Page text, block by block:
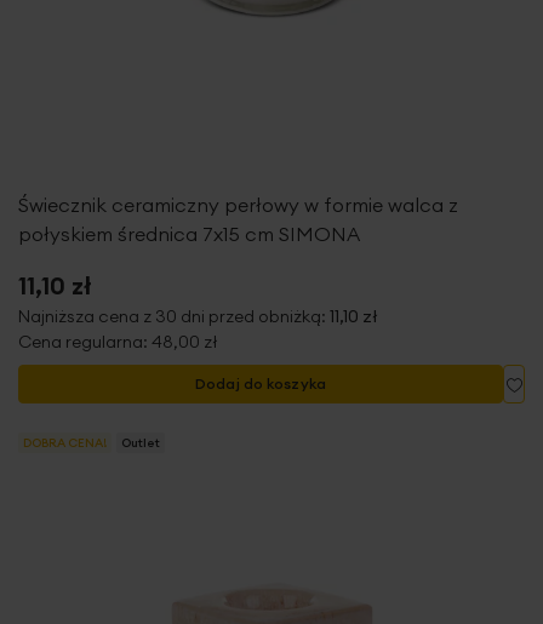
Świecznik ceramiczny perłowy w formie walca z
połyskiem średnica 7x15 cm SIMONA
11,10 zł
Najniższa cena z 30 dni przed obniżką: 11,10 zł
Cena regularna: 48,00 zł
Dodaj do koszyka
DOBRA CENA! Outlet